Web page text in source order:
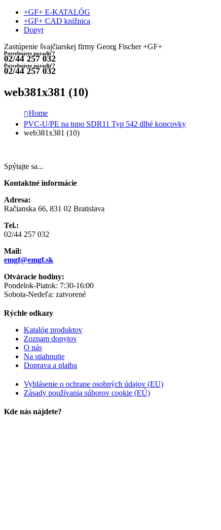
+GF+ E-KATALÓG
+GF+ CAD knižnica
Dopyt
Zastúpenie švajčiarskej firmy Georg Fischer +GF+
Potrebujete poradiť?
02/44 257 032
Potrebujete poradiť?
02/44 257 032
web381x381 (10)
Home
PVC-U/PE na tupo SDR11 Typ 542 dlhé koncovky
web381x381 (10)
Spýtajte sa...
Kontaktné informácie
Adresa:
Račianska 66, 831 02 Bratislava
Tel.:
02/44 257 032
Mail:
emgf@emgf.sk
Otváracie hodiny:
Pondelok-Piatok: 7:30-16:00
Sobota-Nedeľa: zatvorené
Rýchle odkazy
Katalóg produktov
Zoznam dopytov
O nás
Na stiahnutie
Doprava a platba
Vyhlásenie o ochrane osobných údajov (EU)
Zásady používania súborov cookie (EÚ)
Kde nás nájdete?